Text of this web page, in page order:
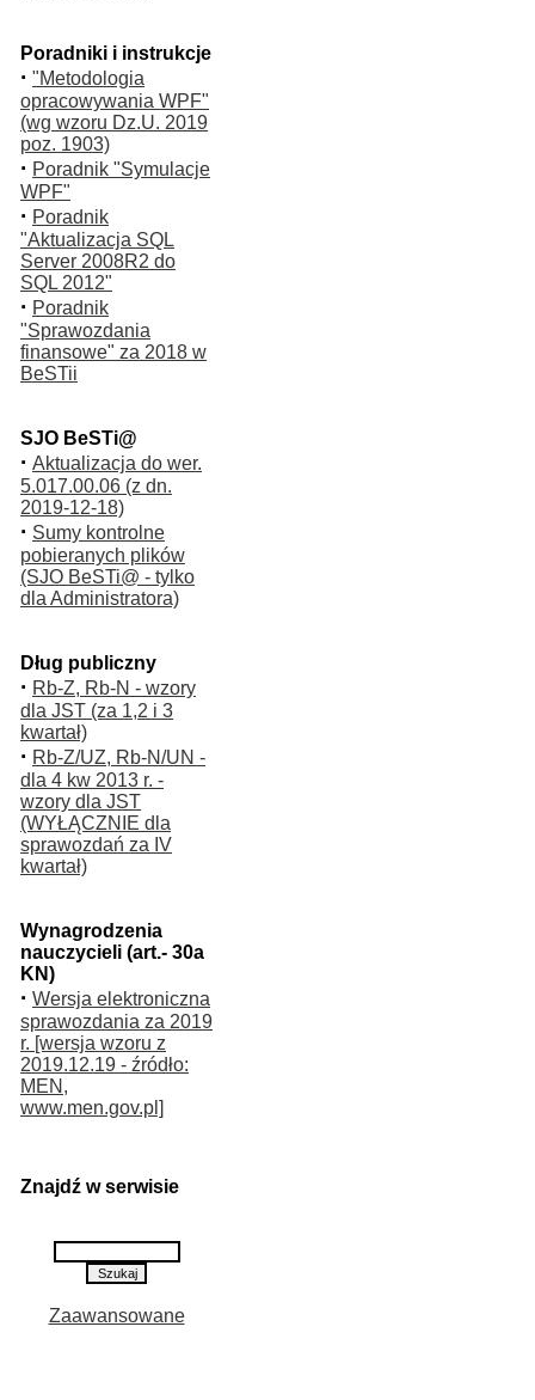
Poradniki i instrukcje
· "Metodologia
opracowywania WPF"
(wg wzoru Dz.U. 2019
poz. 1903)
· Poradnik "Symulacje
WPF"
· Poradnik
"Aktualizacja SQL
Server 2008R2 do
SQL 2012"
· Poradnik
"Sprawozdania
finansowe" za 2018 w
BeSTii
SJO BeSTi@
· Aktualizacja do wer.
5.017.00.06 (z dn.
2019-12-18)
· Sumy kontrolne
pobieranych plików
(SJO BeSTi@ - tylko
dla Administratora)
Dług publiczny
· Rb-Z, Rb-N - wzory
dla JST (za 1,2 i 3
kwartał)
· Rb-Z/UZ, Rb-N/UN -
dla 4 kw 2013 r. -
wzory dla JST
(WYŁĄCZNIE dla
sprawozdań za IV
kwartał)
Wynagrodzenia
nauczycieli (art.- 30a
KN)
· Wersja elektroniczna
sprawozdania za 2019
r. [wersja wzoru z
2019.12.19 - źródło:
MEN,
www.men.gov.pl]
Znajdź w serwisie
Zaawansowane